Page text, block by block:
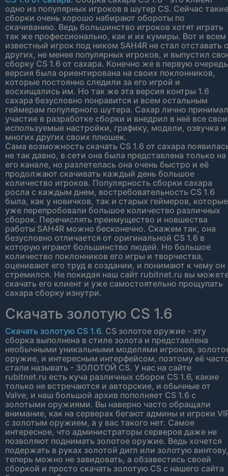
одно из популярных игроков в шутер CS. Сейчас такие
сборки очень хорошо набирают обороты по
скачиванию. Ведь большинство игроков хотят играть
так же профессионально, как и их кумиры. Вот и всем
известный игрок под ником SAH4R не стал отставать
других, не менее популярных игроков, и выпустил
сборку CS 1.6 от сахара. Конечно же в первую очередь
версия была ориентирована на своих поклонников,
которые постоянно следили за его игрой и
восхищались им. Но так же эта версия контры 1.6
сахара безусловно понравится и всем остальным
геймерам популярного шутера. Сахар лично принимал
участие в разработке сборки и внедрил в неё все свои
используемые настройки, графику, модели, озвучка и
многих других своих плюшек.
Сама возможность скачать CS 1.6 от сахара
не так давно, в сети она была представлена только на
его канале, но разлетелась она очень быстро и её
продолжают скачивать каждый день большое
количество игроков. Популярность сборки сахара
росла с каждым днем, востребовательность CS 1.6
была, как у новичков, так и старых геймеров, которые
уже перепробовали большое количество различных
сборок. Перечислять преимущество и новшества
работы SAH4R можно бесконечно. Скажем так, она
безусловно отличается от оригинальной CS 1.6 в
которую играют большинство людей. Но большое
количество поклонников его игры и творчества,
оценивают его труд в создании, и понимают к чему он
стремился. Не покидая наш сайт rubitnet.ru вы
скачать его клиент и уже самостоятельно прощупать
сахара сборку изнутри.
Скачать золотую CS 1.6
Скачать золотую CS 1.6. CS золотое оружие - эту
сборка выполнена в стиле золота и представлена
необычными уникальными моделями игроков,
оружие, и интересным интерфейсом, поэтому её
стали называть - ЗОЛОТОЙ CS. У нас на сайте
rubitnet.ru есть куча различных сборок CS 1.6, какие
только не встречаются и авторские, и обычные от
Valve, и наш большой архив пополняет CS 1.6 с
золотыми оружиями. Вы наверно часто обращали
внимание, как на серверах бегают админы и игроки
с золотым оружием, а у вас такого нет. Самое
интересное, что администраторы серверов даже не
позволяют поднимать золотое оружие. Ведь хочется
подержать в руках золотой дигл или золотую винтову,
теперь можно не завидовать, а обзавестись своей
сборкой и просто скачать золотую CS с нашего сайта